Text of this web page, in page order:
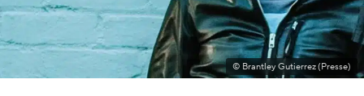
© Brantley Gutierrez (Presse)